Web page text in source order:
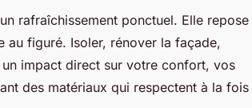
rafraîchissement ponctuel. Elle repose
au figuré. Isoler, rénover la façade,
un impact direct sur votre confort, vos
des matériaux qui respectent à la fois